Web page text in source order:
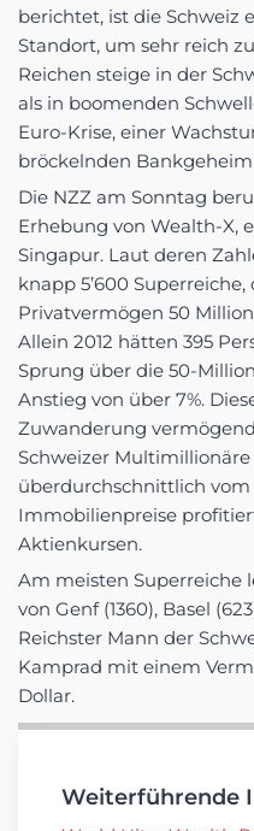
berichtet, ist die Schweiz
Standort, um sehr reich
Reichen steige in der
als in boomenden
Euro-Krise, einer
bröckelnden
Die NZZ am Sonntag
Erhebung von Wealth-X,
Singapur. Laut deren
knapp 5’600
Privatvermögen 50
Allein 2012 hätten 395
Sprung über die 50-
Anstieg von über 7%.
Zuwanderung
Schweizer Multimillionäre
überdurchschnittlich
Immobilienpreise
Aktienkursen.
Am meisten Superreiche
von Genf (1360), Basel
Reichster Mann der
Kamprad mit einem
Dollar.
Weiterführende